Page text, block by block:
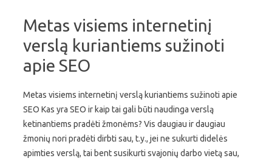
Metas visiems internetinį
verslą kuriantiems sužinoti
apie SEO
Metas visiems internetinį verslą kuriantiems sužinoti apie
SEO Kas yra SEO ir kaip tai gali būti naudinga verslą
ketinantiems pradėti žmonėms? Vis daugiau ir daugiau
žmonių nori pradėti dirbti sau, t.y., jei ne sukurti didelės
apimties verslą, tai bent susikurti svajonių darbo vietą sau,